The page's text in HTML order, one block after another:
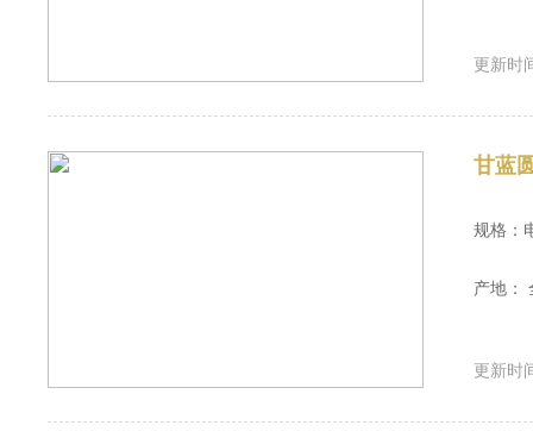
更新时
甘蓝
规格：
产地：
更新时